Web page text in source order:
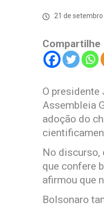
21 de setembro
Compartilhe
O
Assembleia
adoção do
No
que confere
afirmou que
Bolsonaro